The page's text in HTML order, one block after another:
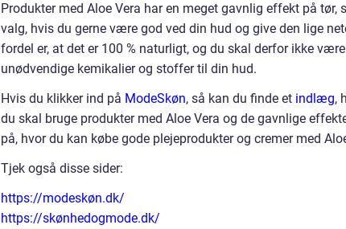
Produkter med Aloe Vera har en meget gavnlig effekt på
valg, hvis du gerne være god ved din hud og give den lige
fordel er, at det er 100 % naturligt, og du skal derfor ikke
unødvendige kemikalier og stoffer til din hud.
Hvis du klikker ind på ModeSkøn, så kan du finde et indlæg,
du skal bruge produkter med Aloe Vera og de gavnlige
på, hvor du kan købe gode plejeprodukter og cremer med
Tjek også disse sider:
https://modeskøn.dk/
https://skønhedogmode.dk/